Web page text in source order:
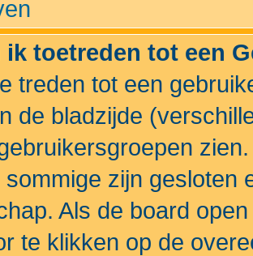
ik toetreden tot een
treden tot een
de bladzijde
sommige zijn gesloten
Als de board
te klikken op de